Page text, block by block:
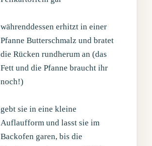
währenddessen erhitzt in einer
Pfanne Butterschmalz und bratet
die Rücken rundherum an (das
Fett und die Pfanne braucht ihr
noch!)
gebt sie in eine kleine
Auflaufform und lasst sie im
Backofen garen, bis die